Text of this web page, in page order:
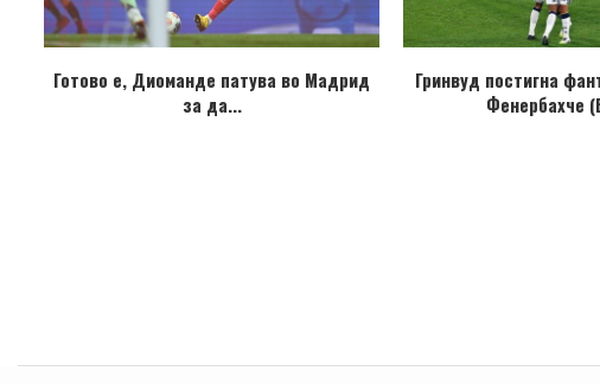
Готово е, Диоманде патува во Мадрид
за да...
Гринвуд постигна
Фенербахче